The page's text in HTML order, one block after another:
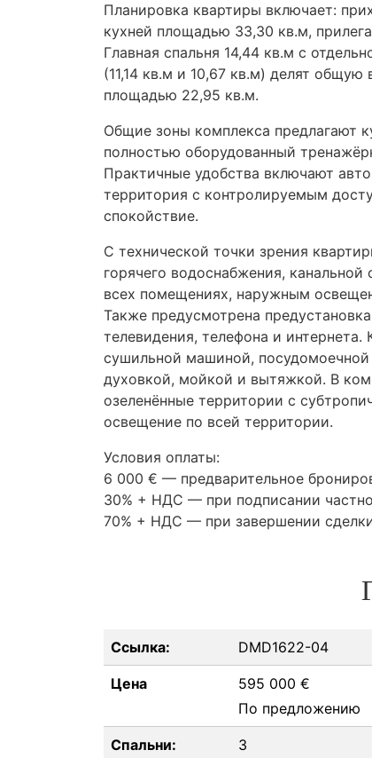
Планировка квартиры включает:
кухней площадью 33,30 кв.м,
Главная спальня 14,44 кв.м с
(11,14 кв.м и 10,67 кв.м) делят
площадью 22,95 кв.м.
Общие зоны комплекса предлагают
полностью оборудованный
Практичные удобства включают
территория с контролируемым
спокойствие.
С технической точки зрения
горячего водоснабжения,
всех помещениях, наружным
Также предусмотрена
телевидения, телефона и
сушильной машиной,
духовкой, мойкой и вытяжкой. В
озеленённые территории с
освещение по всей территории.
Условия оплаты:
6 000 € — предварительное
30% + НДС — при подписании
70% + НДС — при завершении
Ссылка: DMD1622-04
Цена
595 000 €
По предложению
Спальни: 3